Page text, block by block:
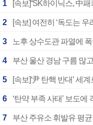
1 [속보]“SK하이닉스, 中
2
3 노후 상수도관 파열에
4
5 [속보]‘尹 탄핵 반대’ 세
6
7 부산 주유소 휘발유 평